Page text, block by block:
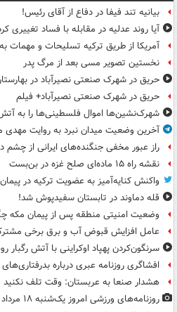
بیانیه تند فیفا در دفاع از آقای رئیس!
آیا روند عدلیه در مقابله با فساد تغییری
آمریکا از طریق ترکیه تسلیحات و مهمات
نخستین تصویر مسی بعد از مرگ پدر
حریق در شهرک صنعتی نصیرآباد در
حریق در شهرک صنعتی نصیرآباد+ فیلم
شهرک‌نشین‌ها اموال فلسطینی‌ها را به
آخرین وضعیت میدان نبرد به روایت
راز عبور مخفی جنگنده‌های ایرانی از
نقشه راه ۱۵ ماده‌ای صلح غزه در بن‌بست
واکنش کنایه‌آمیز به عضویت ترکیه در
قله دماوند در تابستان سفیدپوش شد!
وضعیت امنیتی منطقه پس از پیمان مکه
عامل افزایش قبوض آب و برق برخی
سرنگون‌کردن پهپاد اوکراینی با آتش رگبار
افشاگری روزنامه عبری درباره
هشدار صنعا به عربستان: وقت تلف نکنید
روزنامه‌های ورزشی امروز یک‌شنبه ۱۸ مرداد ۱۴۰۵